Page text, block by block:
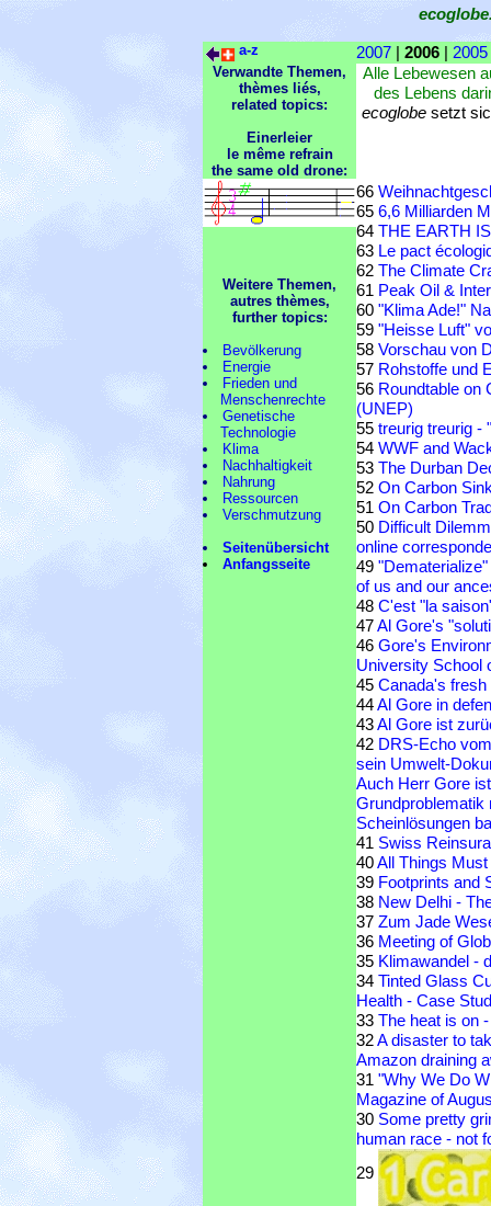
a-z 2007 | 2006 | 2005
Verwandte Themen,
thèmes liés,
related topics:
Einerleier
le même refrain
the same old drone:
Weitere Themen,
autres thèmes,
further topics:
Bevölkerung
Energie
Frieden und
Menschenrechte
Genetische
Technologie
Klima
Nachhaltigkeit
Nahrung
Ressourcen
Verschmutzung
Seitenübersicht
Anfangsseite
Alle Lebewesen
des Lebens
ecoglobe setzt
66
65 6,6 Milliarden
64 THE EARTH
63 Le pact
62 The Climate
61 Peak Oil &
60 "Klima Ade!"
59 "Heisse Luft"
58 Vorschau von
57 Rohstoffe und
56 Roundtable on
(UNEP)
55 treurig treurig -
54 WWF and
53 The Durban
52 On Carbon
51 On Carbon
50 Difficult
online
49
of us and our
48 C'est "la
47Al Gore's
46 Gore's
University School
45 Canada's
44Al Gore in
43Al Gore ist
42 DRS-Echo
sein Umwelt-
Auch Herr Gore
Grundproblematik
Scheinlösungen
41 Swiss
40All Things
39 Footprints and
38 New Delhi -
37 Zum Jade
36 Meeting of
35 Klimawandel -
34 Tinted Glass
Health - Case
33 The heat is on
32A disaster to
Amazon draining
31 "Why We Do
Magazine of
30 Some pretty
human race - not
29